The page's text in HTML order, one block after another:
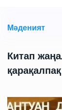
Мәденият
Китап